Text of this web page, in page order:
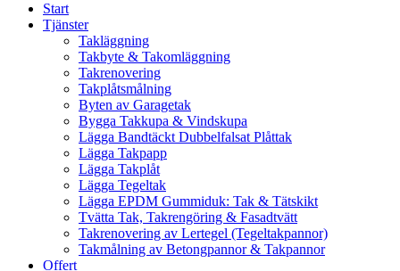
Start
Tjänster
Takläggning
Takbyte & Takomläggning
Takrenovering
Takplåtsmålning
Byten av Garagetak
Bygga Takkupa & Vindskupa
Lägga Bandtäckt Dubbelfalsat Plåttak
Lägga Takpapp
Lägga Takplåt
Lägga Tegeltak
Lägga EPDM Gummiduk: Tak & Tätskikt
Tvätta Tak, Takrengöring & Fasadtvätt
Takrenovering av Lertegel (Tegeltakpannor)
Takmålning av Betongpannor & Takpannor
Offert